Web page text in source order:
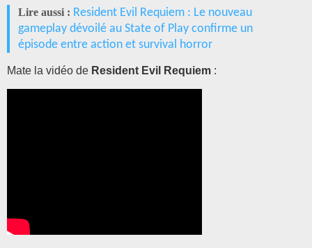
Lire aussi : Resident Evil Requiem : Le nouveau
gameplay dévoilé au State of Play confirme un
épisode entre action et survival horror
Mate la vidéo de Resident Evil Requiem :